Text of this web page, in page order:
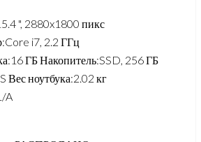
", 2880x1800 пикс
i7, 2.2 ГГц
ГБ Накопитель:SSD, 256 ГБ
ноутбука:2.02 кг
A